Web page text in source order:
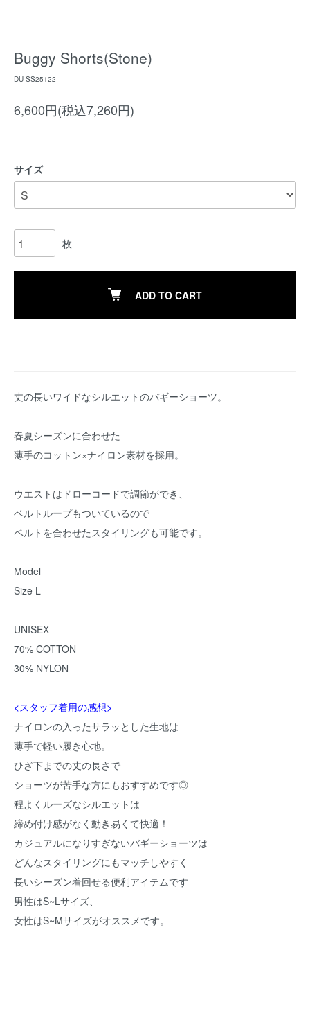
Buggy Shorts(Stone)
DU-SS25122
6,600円(税込7,260円)
サイズ
枚
ADD TO CART
丈の長いワイドなシルエットのバギーショーツ。
春夏シーズンに合わせた
薄手のコットン×ナイロン素材を採用。
ウエストはドローコードで調節ができ、
ベルトループもついているので
ベルトを合わせたスタイリングも可能です。
Model
Size L
UNISEX
70% COTTON
30% NYLON
<スタッフ着用の感想>
ナイロンの入ったサラッとした生地は
薄手で軽い履き心地。
ひざ下までの丈の長さで
ショーツが苦手な方にもおすすめです◎
程よくルーズなシルエットは
締め付け感がなく動き易くて快適！
カジュアルになりすぎないバギーショーツは
どんなスタイリングにもマッチしやすく
長いシーズン着回せる便利アイテムです
男性はS~Lサイズ、
女性はS~Mサイズがオススメです。